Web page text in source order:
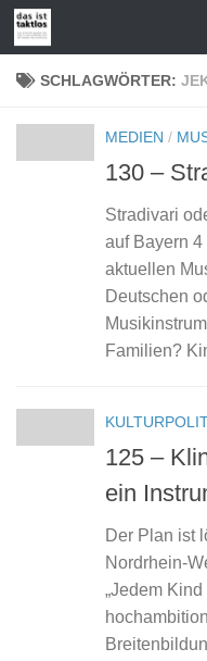
Zum Inhalt springen
SCHLAGWÖRTER:
MEDIEN /
130 –
Stradivari
auf Bayern
aktuellen
Deutschen
Familien?
125 –
ein
Der Plan ist
Nordrhein-
„Jedem